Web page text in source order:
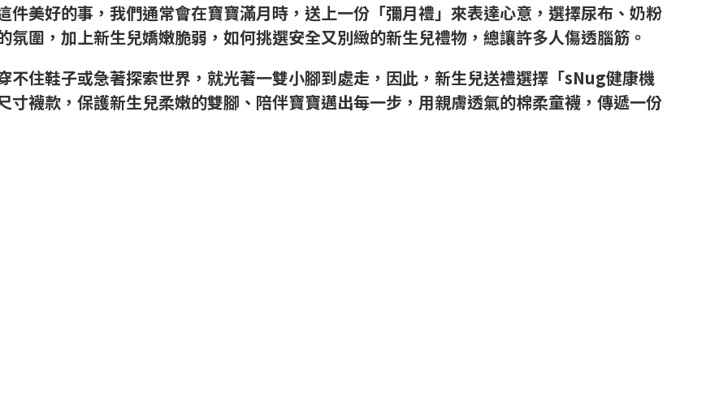
美好的事，我們通常會在寶寶滿月時，送上一份「彌月禮」來表達心意，選擇尿布、奶粉
圍，加上新生兒嬌嫩脆弱，如何挑選安全又別緻的新生兒禮物，總讓許多人傷透腦筋。
不住鞋子或急著探索世界，就光著一雙小腳到處走，因此，新生兒送禮選擇「sNug健康機
襪款，保護新生兒柔嫩的雙腳、陪伴寶寶邁出每一步，用親膚透氣的棉柔童襪，傳遞一份